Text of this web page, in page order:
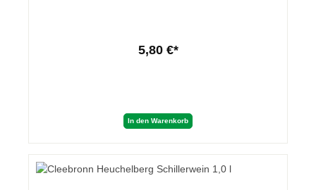
5,80 €*
In den Warenkorb